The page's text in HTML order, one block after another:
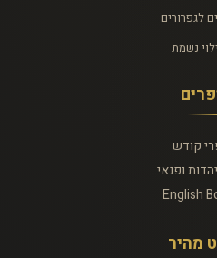
לגפרורים
נשמת
קודש
ופנאי
English
מהיר